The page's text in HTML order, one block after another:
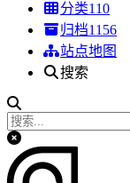
分类110
归档1156
站点地图
搜索